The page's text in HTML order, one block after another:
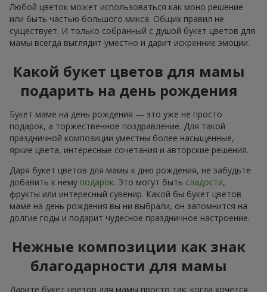
Любой цветок может использоваться как моно решение
или быть частью большого микса. Общих правил не
существует. И только собранный с душой букет цветов для
мамы всегда выглядит уместно и дарит искренние эмоции.
Какой букет цветов для мамы
подарить на день рождения
Букет маме на день рождения — это уже не просто
подарок, а торжественное поздравление. Для такой
праздничной композиции уместны более насыщенные,
яркие цвета, интересные сочетания и авторские решения.
Даря букет цветов для мамы к дню рождения, не забудьте
добавить к нему подарок. Это могут быть сладости,
фрукты или интересный сувенир. Какой бы букет цветов
маме на день рождения вы ни выбрали, он запомнится на
долгие годы и подарит чудесное праздничное настроение.
Нежные композиции как знак
благодарности для мамы
Дарите букет цветов для мамы просто так: когда хочется